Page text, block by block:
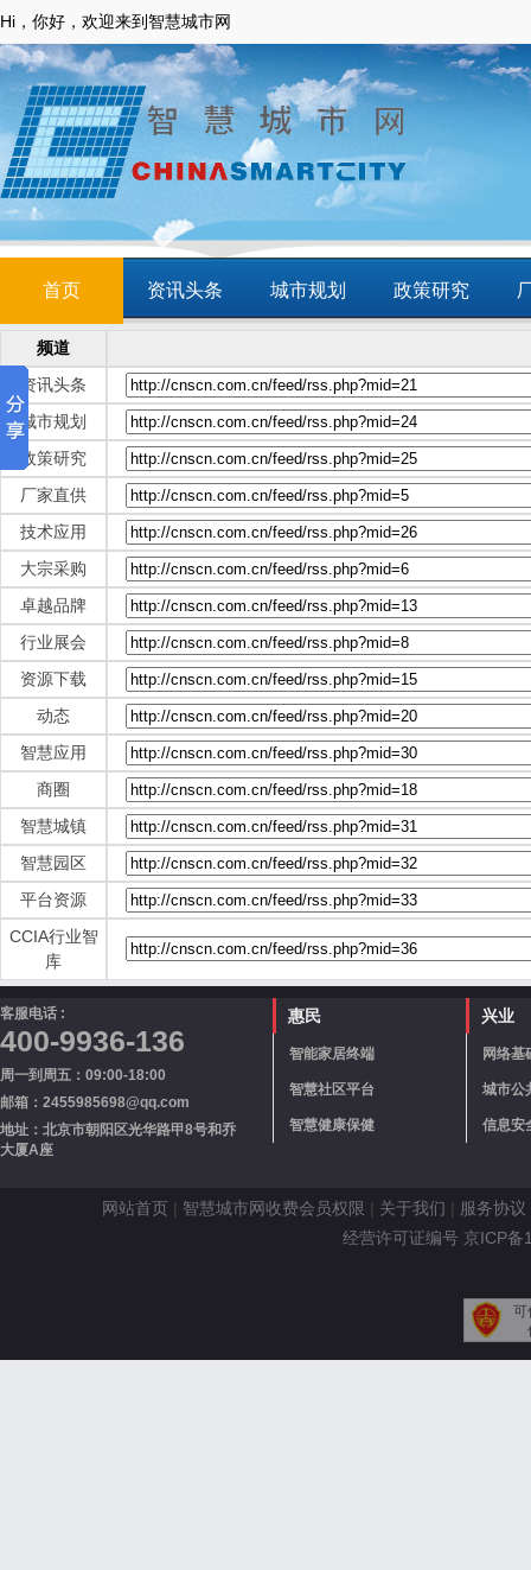
Hi，你好，欢迎来到智慧城市网
首页 资讯头条 城市规划 政策研究
动态
频道
资讯头条
城市规划
政策研究
厂家直供
技术应用
大宗采购
卓越品牌
行业展会
资源下载
动态
智慧应用
商圈
智慧城镇
智慧园区
平台资源
CCIA行业智
库
客服电话 :
400-9936-136
周一到周五：09:00-18:00
邮箱：2455985698@qq.com
地址：北京市朝阳区光华路甲8号和乔
大厦A座
惠民
智能家居终端
智慧社区平台
智慧健康保健
兴业
网络基
城市公
信息安
网站首页 | 智慧城市网收费会员权限 | 关于我们 | 服务协议
经营许可证编号 京ICP
可